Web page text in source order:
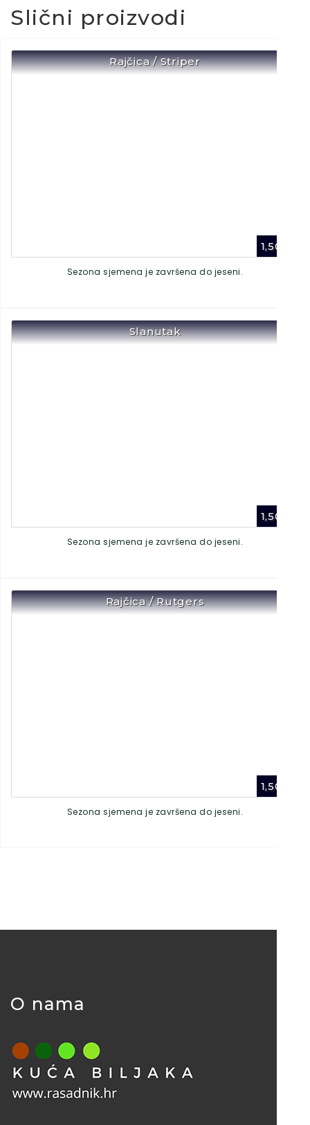
Slični proizvodi
Rajčica / Striper
1,50
Sezona sjemena je završena do jeseni.
Slanutak
1,50
Sezona sjemena je završena do jeseni.
Rajčica / Rutgers
1,50
Sezona sjemena je završena do jeseni.
O nama